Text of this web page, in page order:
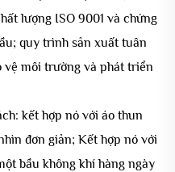
lượng ISO 9001 và chứng
quy trình sản xuất tuân
vệ môi trường và phát triển
kết hợp nó với áo thun
đơn giản; Kết hợp nó với
bầu không khí hàng ngày